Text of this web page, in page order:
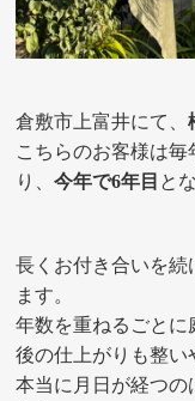
倉敷市上富井にて、
こちらのお客様は
り、今年で6年目 と
長くお付き合いを続
ます。
年数を重ねるごとに
後の仕上がりも整い
本当に月日が経つの